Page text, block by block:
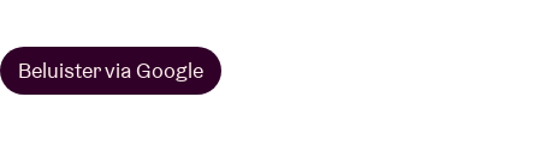
Beluister via Google